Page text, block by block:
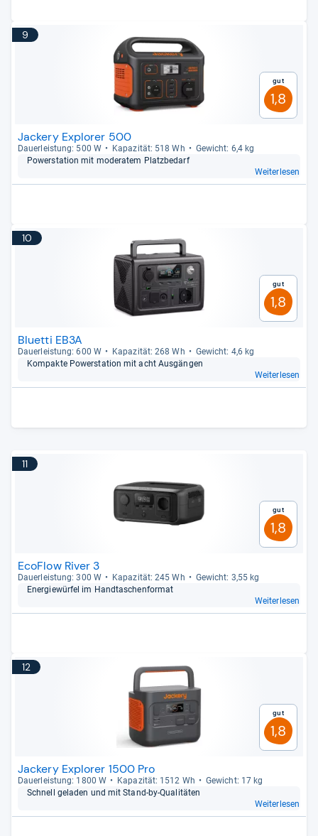
9
Gut
1,8
Jackery Explorer 500
Dau­er­leis­tung: 500 W Kapa­zi­tät: 518 Wh
Gewicht: 6,4 kg
Pow­er­sta­tion mit mode­ra­tem Platz­be­darf
Weiterlesen
10
Gut
1,8
Bluetti EB3A
Dau­er­leis­tung: 600 W Kapa­zi­tät: 268 Wh
Gewicht: 4,6 kg
Kom­pakte Pow­er­sta­tion mit acht Aus­gän­gen
Weiterlesen
11
Gut
1,8
EcoFlow River 3
Dau­er­leis­tung: 300 W Kapa­zi­tät: 245 Wh
Gewicht: 3,55 kg
Ener­gie­wür­fel im Hand­ta­schen­for­mat
Weiterlesen
12
Gut
1,8
Jackery Explorer 1500 Pro
Dau­er­leis­tung: 1800 W Kapa­zi­tät: 1512 Wh
Gewicht: 17 kg
Schnell gela­den und mit Stand-​by-​Qua­li­tä­ten
Weiterlesen